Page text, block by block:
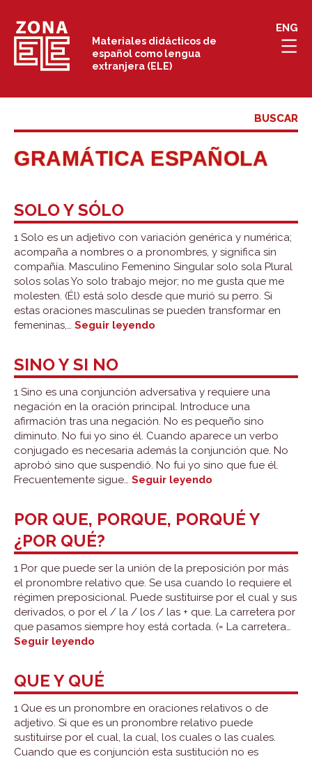
contenido
Materiales didácticos de
español como lengua
extranjera (ELE)
ENG
GRAMÁTICA ESPAÑOLA
SOLO Y SÓLO
1 Solo es un adjetivo con variación genérica y numérica;
acompaña a nombres o a pronombres, y significa sin
compañía. Masculino Femenino Singular solo sola Plural
solos solas Yo solo trabajo mejor; no me gusta que me
molesten. (Él) está solo desde que murió su perro. Si
estas oraciones masculinas se pueden transformar en
femeninas,… Seguir leyendo
SINO Y SI NO
1 Sino es una conjunción adversativa y requiere una
negación en la oración principal. Introduce una
afirmación tras una negación. No es pequeño sino
diminuto. No fui yo sino él. Cuando aparece un verbo
conjugado es necesaria además la conjunción que. No
aprobó sino que suspendió. No fui yo sino que fue él.
Frecuentemente sigue… Seguir leyendo
no
POR QUE, PORQUE, PORQUÉ Y
¿POR QUÉ?
1 Por que puede ser la unión de la preposición por más
el pronombre relativo que. Se usa cuando lo requiere el
régimen preposicional. Puede sustituirse por el cual y sus
derivados, o por el / la / los / las + que. La carretera por
que pasamos siempre hoy está cortada. (= La carretera…
Seguir leyendo
porque,
porqué
¿por
qué?
QUE Y QUÉ
1 Que es un pronombre en oraciones relativos o de
adjetivo. Si que es un pronombre relativo puede
sustituirse por el cual, la cual, los cuales o las cuales.
Cuando que es conjunción esta sustitución no es